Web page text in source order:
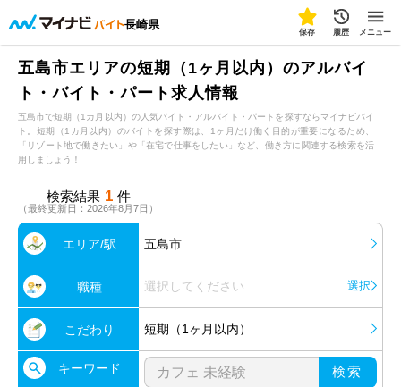
長崎県
保存 履歴 メニュー
五島市エリアの短期（1ヶ月以内）のアルバイ
ト・バイト・パート求人情報
五島市で短期（1カ月以内）の人気バイト・アルバイト・パートを探すならマイナビバイ
ト。短期（1カ月以内）のバイトを探す際は、1ヶ月だけ働く目的が重要になるため、
「リゾート地で働きたい」や「在宅で仕事をしたい」など、働き方に関連する検索を活
用しましょう！
検索結果 1 件
（最終更新日：2026年8月7日）
エリア/駅 五島市
職種 選択してください 選択
こだわり 短期（1ヶ月以内）
キーワード 検索